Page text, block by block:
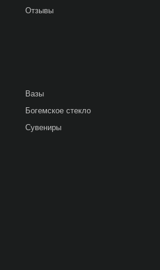
Отзывы
Вазы
Богемское стекло
Сувениры